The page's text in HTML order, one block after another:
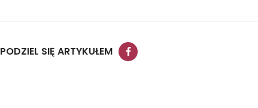
PODZIEL SIĘ ARTYKUŁEM